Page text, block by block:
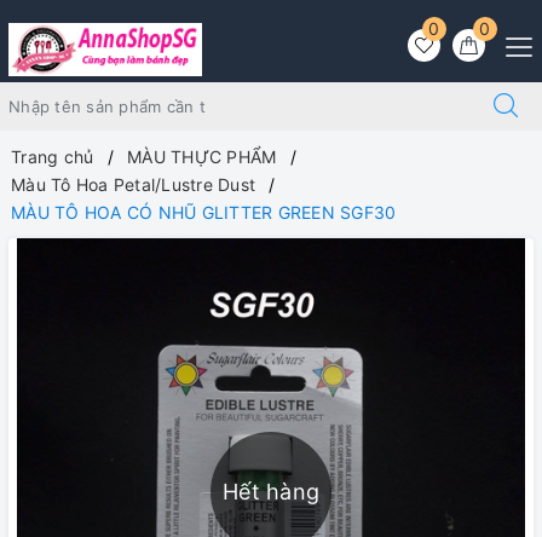
0
0
Trang chủ
MÀU THỰC PHẨM
Màu Tô Hoa Petal/Lustre Dust
MÀU TÔ HOA CÓ NHŨ GLITTER GREEN SGF30
Hết hàng